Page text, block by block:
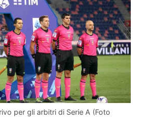
per gli arbitri di Serie A (Foto